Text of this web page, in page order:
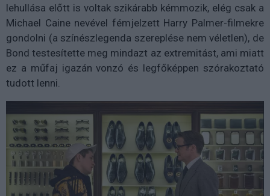
lehullása előtt is voltak szikárabb kémmozik, elég csak a
Michael Caine nevével fémjelzett Harry Palmer-filmekre
gondolni (a színészlegenda szereplése nem véletlen), de
Bond testesítette meg mindazt az extremitást, ami miatt
ez a műfaj igazán vonzó és legfőképpen szórakoztató
tudott lenni.